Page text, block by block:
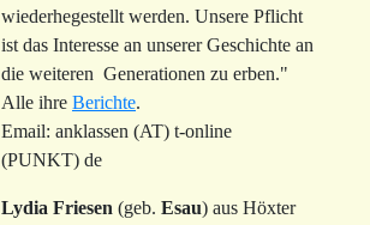
wiederhegestellt werden. Unsere Pflicht
ist das Interesse an unserer Geschichte an
die weiteren Generationen zu erben."
Alle ihre Berichte.
Email: anklassen (AT) t-online
(PUNKT) de
Lydia Friesen (geb. Esau) aus Höxter